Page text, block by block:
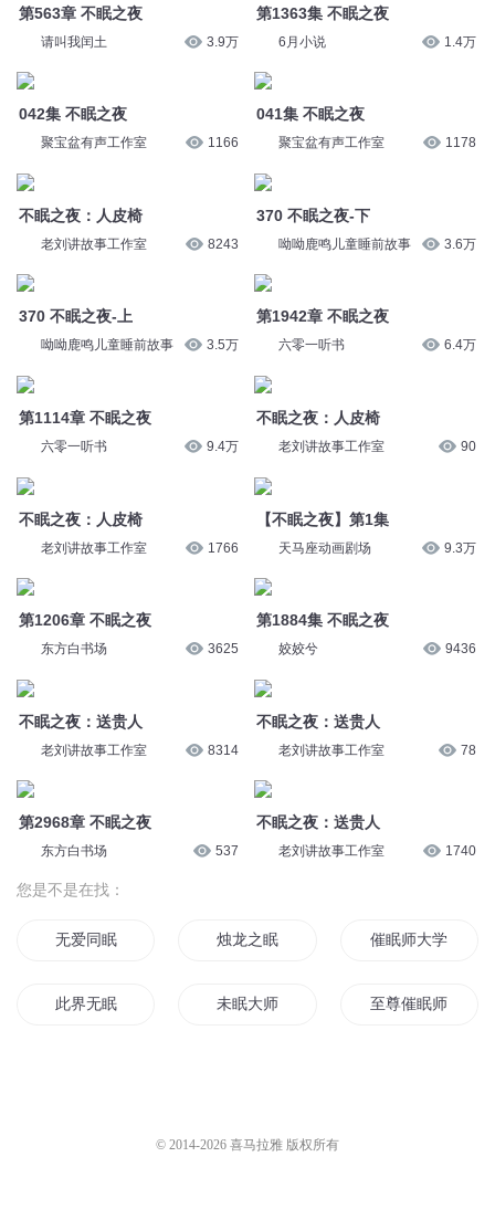
第563章 不眠之夜
请叫我闰土 3.9万
042集 不眠之夜
聚宝盆有声工作室 1166
不眠之夜：人皮椅
老刘讲故事工作室 8243
370 不眠之夜-上
呦呦鹿鸣儿童睡前故事 3.5万
第1114章 不眠之夜
六零一听书 9.4万
不眠之夜：人皮椅
老刘讲故事工作室 1766
第1206章 不眠之夜
东方白书场 3625
不眠之夜：送贵人
老刘讲故事工作室 8314
第2968章 不眠之夜
东方白书场 537
第1363集 不眠之夜
6月小说 1.4万
041集 不眠之夜
聚宝盆有声工作室 1178
370 不眠之夜-下
呦呦鹿鸣儿童睡前故事 3.6万
第1942章 不眠之夜
六零一听书 6.4万
不眠之夜：人皮椅
老刘讲故事工作室 90
【不眠之夜】第1集
天马座动画剧场 9.3万
第1884集 不眠之夜
姣姣兮 9436
不眠之夜：送贵人
老刘讲故事工作室 78
不眠之夜：送贵人
老刘讲故事工作室 1740
您是不是在找：
无爱同眠 烛龙之眠 催眠师大学生
此界无眠 未眠大师 至尊催眠师
© 2014-2026 喜马拉雅 版权所有